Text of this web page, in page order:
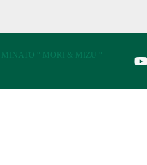
“ MORI & MIZU “